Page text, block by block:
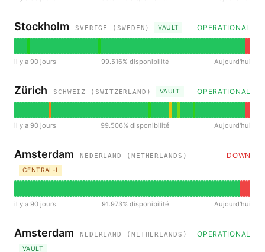
Stockholm SVERIGE (SWEDEN) VAULT OPERATIONAL
il y a 90 jours 99.516% disponibilité Aujourd'hui
Zürich SCHWEIZ (SWITZERLAND) VAULT OPERATIONAL
il y a 90 jours 99.506% disponibilité Aujourd'hui
Amsterdam
NEDERLAND (NETHERLANDS)
CENTRAL-I
DOWN
il y a 90 jours 91.973% disponibilité Aujourd'hui
Amsterdam
NEDERLAND (NETHERLANDS)
VAULT
OPERATIONAL